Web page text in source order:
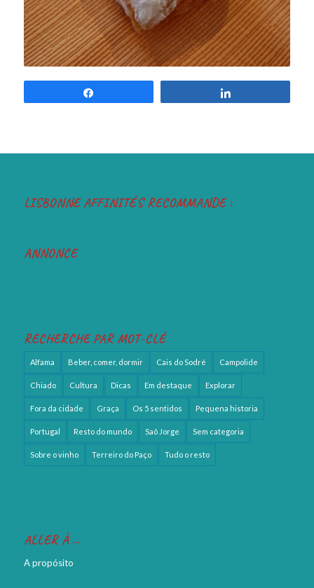
LISBONNE AFFINITÉS RECOMMANDE :
ANNONCE
RECHERCHE PAR MOT-CLÉ
Alfama Beber, comer, dormir Cais do Sodré Campolide
Chiado Cultura Dicas Em destaque Explorar
Fora da cidade Graça Os 5 sentidos Pequena historia
Portugal Resto do mundo Saõ Jorge Sem categoria
Sobre o vinho Terreiro do Paço Tudo o resto
ALLER À …
A propósito